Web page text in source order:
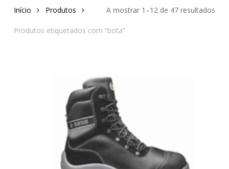
A mostrar 1–12 de 47 resultados
Início Produtos
Produtos etiquetados com “bota”